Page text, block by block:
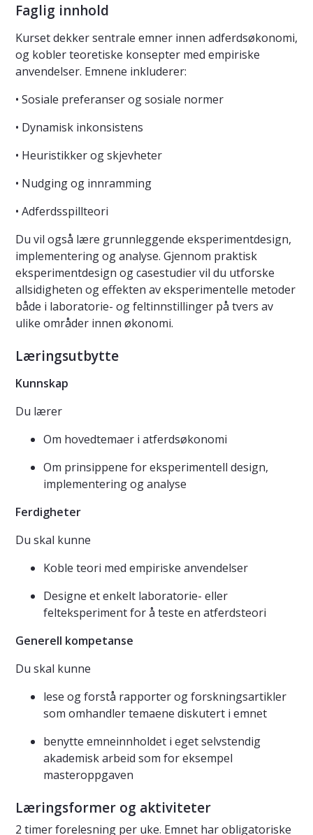
Faglig innhold
Kurset dekker sentrale emner innen adferdsøkonomi,
og kobler teoretiske konsepter med empiriske
anvendelser. Emnene inkluderer:
• Sosiale preferanser og sosiale normer
• Dynamisk inkonsistens
• Heuristikker og skjevheter
• Nudging og innramming
• Adferdsspillteori
Du vil også lære grunnleggende eksperimentdesign,
implementering og analyse. Gjennom praktisk
eksperimentdesign og casestudier vil du utforske
allsidigheten og effekten av eksperimentelle metoder
både i laboratorie- og feltinnstillinger på tvers av
ulike områder innen økonomi.
Læringsutbytte
Kunnskap
Du lærer
Om hovedtemaer i atferdsøkonomi
Om prinsippene for eksperimentell design,
implementering og analyse
Ferdigheter
Du skal kunne
Koble teori med empiriske anvendelser
Designe et enkelt laboratorie- eller
felteksperiment for å teste en atferdsteori
Generell kompetanse
Du skal kunne
lese og forstå rapporter og forskningsartikler
som omhandler temaene diskutert i emnet
benytte emneinnholdet i eget selvstendig
akademisk arbeid som for eksempel
masteroppgaven
Læringsformer og aktiviteter
2 timer forelesning per uke. Emnet har obligatoriske